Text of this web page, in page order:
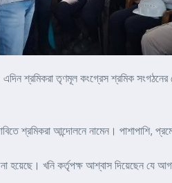
শ্রমিকরা তৃণমূল কংগ্রেস শ্রমিক
শ্রমিকরা আন্দোলনে নামেন। পাশাপাশি,
হয়েছে। খনি কর্তৃপক্ষ আশ্বাস দিয়েছেন যে